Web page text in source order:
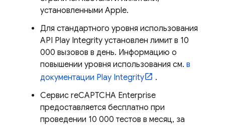
установленными Apple.
Для стандартного уровня использования
API Play Integrity установлен лимит в 10
000 вызовов в день. Информацию о
повышении уровня использования см. в
документации Play Integrity
.
Сервис reCAPTCHA Enterprise
предоставляется бесплатно при
проведении 10 000 тестов в месяц, за